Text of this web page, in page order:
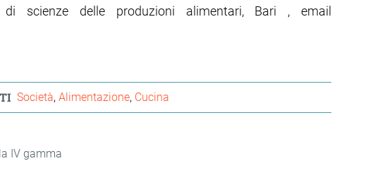
scienze delle produzioni alimentari, Bari , email
Società Alimentazione Cucina
IV gamma